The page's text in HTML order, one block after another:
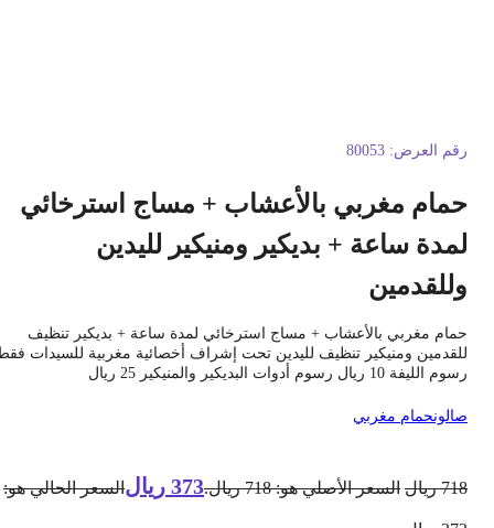
العرض: 80053
مغربي بالأعشاب + مساج استرخائي
ساعة + بديكير ومنيكير لليدين
مغربي بالأعشاب + مساج استرخائي لمدة ساعة + بديكير تنظيف
ومنيكير تنظيف لليدين تحت إشراف أخصائية مغربية للسيدات فقط
الليفة 10 ريال رسوم أدوات البديكير والمنيكير 25 ريال
حمام مغربي
ريال السعر الأصلي هو: 718 ريال. 373 ريال السعر الحالي هو: